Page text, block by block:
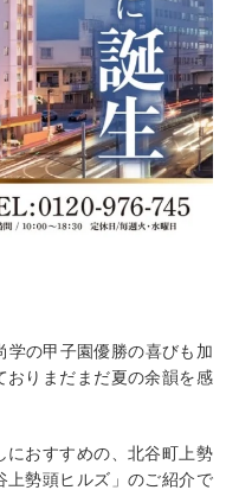
学の甲子園優勝の喜びも加
おりまだまだ夏の余韻を感
におすすめの、北谷町上勢
上勢頭ヒルズ」のご紹介で